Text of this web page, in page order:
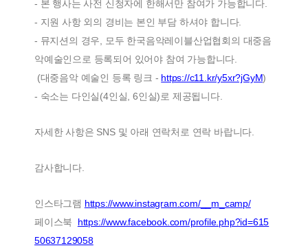
- 본 행사는 사전 신청자에 한해서만 참여가 가능합니다.
- 지원 사항 외의 경비는 본인 부담 하셔야 합니다.
- 뮤지션의 경우, 모두 한국음악레이블산업협회의 대중음
악예술인으로 등록되어 있어야 참여 가능합니다.
(대중음악 예술인 등록 링크 - https://c11.kr/y5xr?jGyM)
- 숙소는 다인실(4인실, 6인실)로 제공됩니다.
자세한 사항은 SNS 및 아래 연락처로 연락 바랍니다.
감사합니다.
인스타그램 https://www.instagram.com/__m_camp/
페이스북 https://www.facebook.com/profile.php?id=615
50637129058